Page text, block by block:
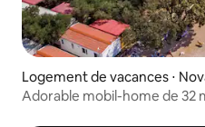
Logement de vacances ⋅
Adorable mobil-home de 32